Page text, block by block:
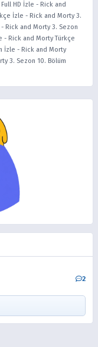
HD İzle - Rick and
İzle - Rick and Morty 3.
- Rick and Morty 3. Sezon
- Rick and Morty Türkçe
İzle - Rick and Morty
3. Sezon 10. Bölüm
2